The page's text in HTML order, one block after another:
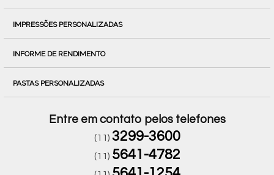
IMPRESSÕES PERSONALIZADAS
INFORME DE RENDIMENTO
PASTAS PERSONALIZADAS
Entre em contato pelos telefones
(11) 3299-3600
(11) 5641-4782